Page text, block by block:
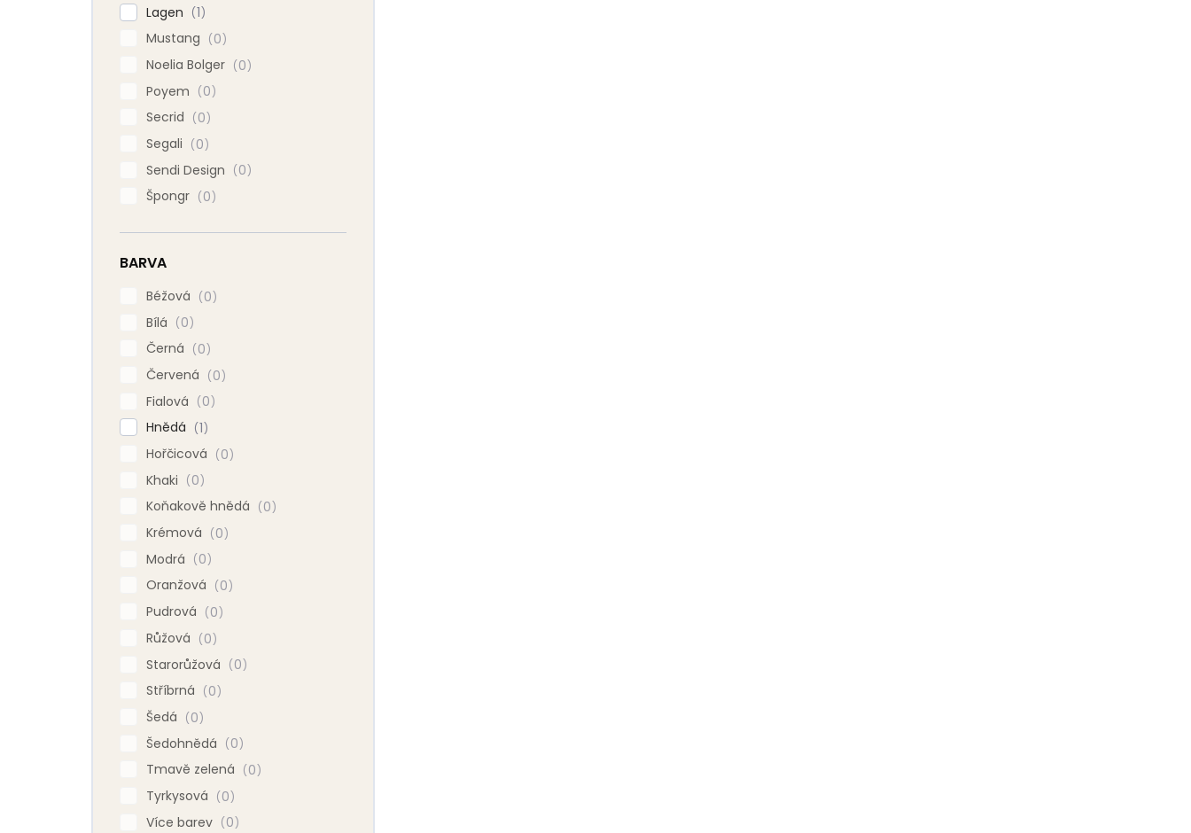
Lagen
1
Mustang
0
Noelia Bolger
0
Poyem
0
Secrid
0
Segali
0
Sendi Design
0
Špongr
0
BARVA
Béžová
0
Bílá
0
Černá
0
Červená
0
Fialová
0
Hnědá
1
Hořčicová
0
Khaki
0
Koňakově hnědá
0
Krémová
0
Modrá
0
Oranžová
0
Pudrová
0
Růžová
0
Starorůžová
0
Stříbrná
0
Šedá
0
Šedohnědá
0
Tmavě zelená
0
Tyrkysová
0
Více barev
0